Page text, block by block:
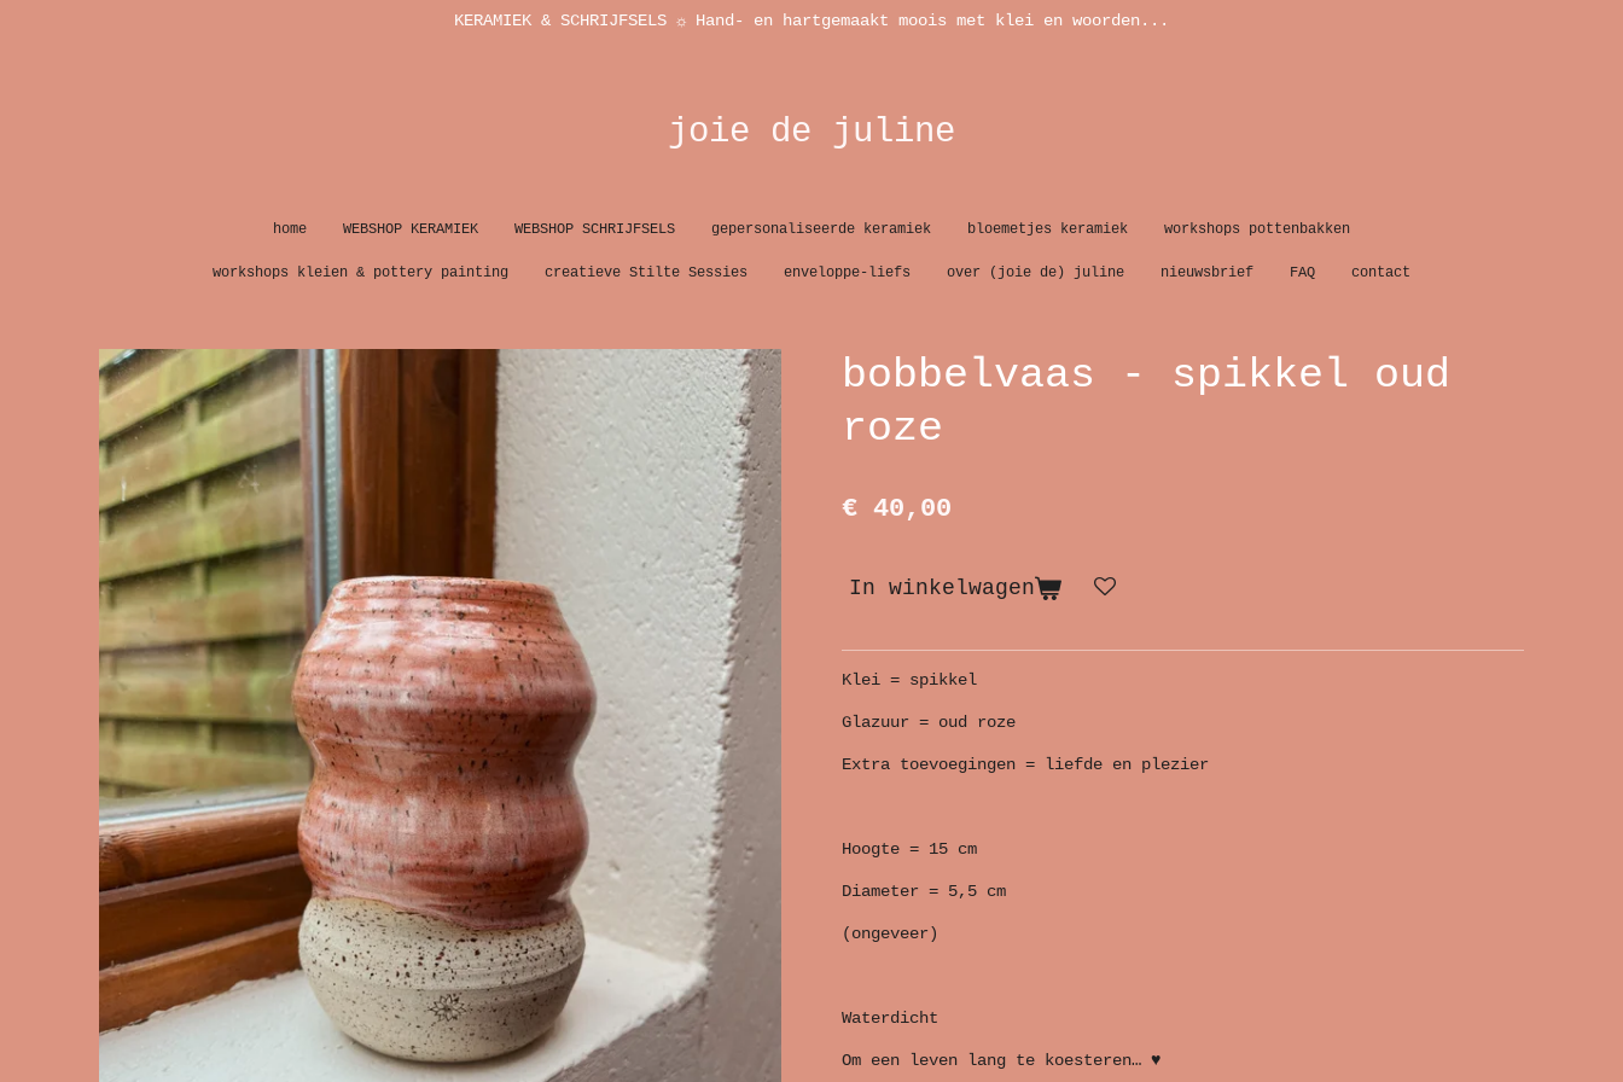
KERAMIEK & SCHRIJFSELS ☼ Hand- en hartgemaakt moois met klei en woorden...
joie de juline
home WEBSHOP KERAMIEK WEBSHOP SCHRIJFSELS gepersonaliseerde keramiek bloemetjes keramiek workshops pottenbakken
workshops kleien & pottery painting creatieve Stilte Sessies enveloppe-liefs over (joie de) juline nieuwsbrief FAQ contact
bobbelvaas - spikkel oud
roze
€ 40,00
In winkelwagen
Klei = spikkel
Glazuur = oud roze
Extra toevoegingen = liefde en plezier
Hoogte = 15 cm
Diameter = 5,5 cm
(ongeveer)
Waterdicht
Om een leven lang te koesteren… ♥